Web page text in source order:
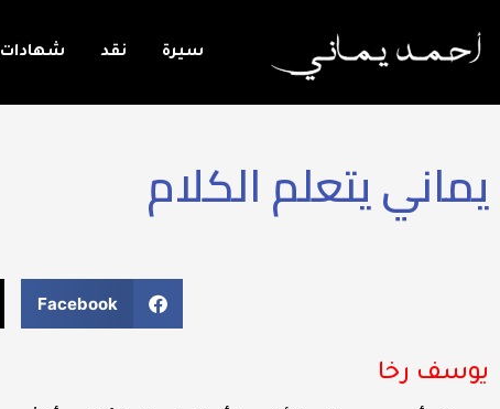
سيرة نقد شهادات
يماني يتعلم الكلام
Facebook
يوسف رخا